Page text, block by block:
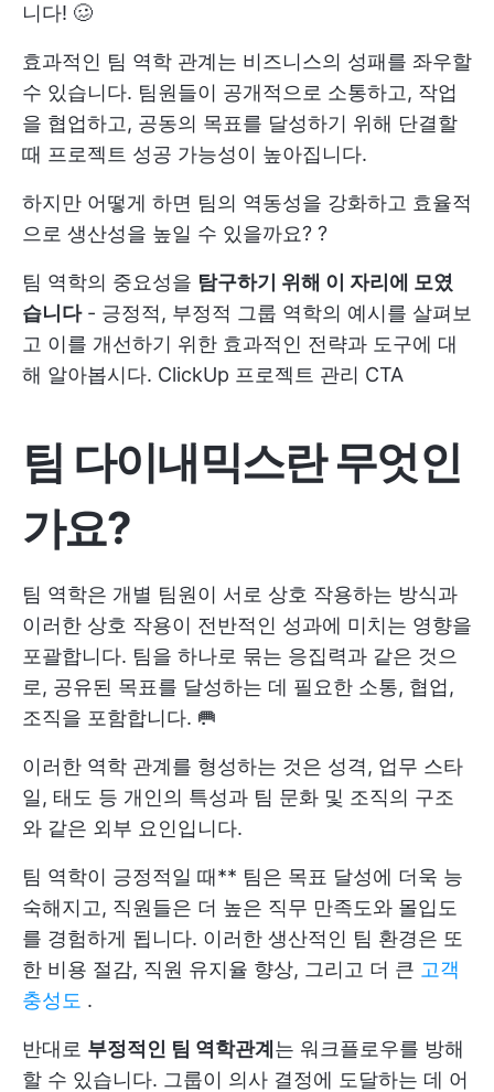
니다! 🥴
효과적인 팀 역학 관계는 비즈니스의 성패를 좌우할
수 있습니다. 팀원들이 공개적으로 소통하고, 작업
을 협업하고, 공동의 목표를 달성하기 위해 단결할
때 프로젝트 성공 가능성이 높아집니다.
하지만 어떻게 하면 팀의 역동성을 강화하고 효율적
으로 생산성을 높일 수 있을까요? ?
팀 역학의 중요성을 탐구하기 위해 이 자리에 모였
습니다- 긍정적, 부정적 그룹 역학의 예시를 살펴보
고 이를 개선하기 위한 효과적인 전략과 도구에 대
해 알아봅시다. ClickUp 프로젝트 관리 CTA
팀 다이내믹스란 무엇인
가요?
팀 역학은 개별 팀원이 서로 상호 작용하는 방식과
이러한 상호 작용이 전반적인 성과에 미치는 영향을
포괄합니다. 팀을 하나로 묶는 응집력과 같은 것으
로, 공유된 목표를 달성하는 데 필요한 소통, 협업,
조직을 포함합니다. 🥅
이러한 역학 관계를 형성하는 것은 성격, 업무 스타
일, 태도 등 개인의 특성과 팀 문화 및 조직의 구조
와 같은 외부 요인입니다.
팀 역학이 긍정적일 때** 팀은 목표 달성에 더욱 능
숙해지고, 직원들은 더 높은 직무 만족도와 몰입도
를 경험하게 됩니다. 이러한 생산적인 팀 환경은 또
한 비용 절감, 직원 유지율 향상, 그리고 더 큰 고객
충성도 .
반대로 부정적인 팀 역학관계 는 워크플로우를 방해
할 수 있습니다. 그룹이 의사 결정에 도달하는 데 어